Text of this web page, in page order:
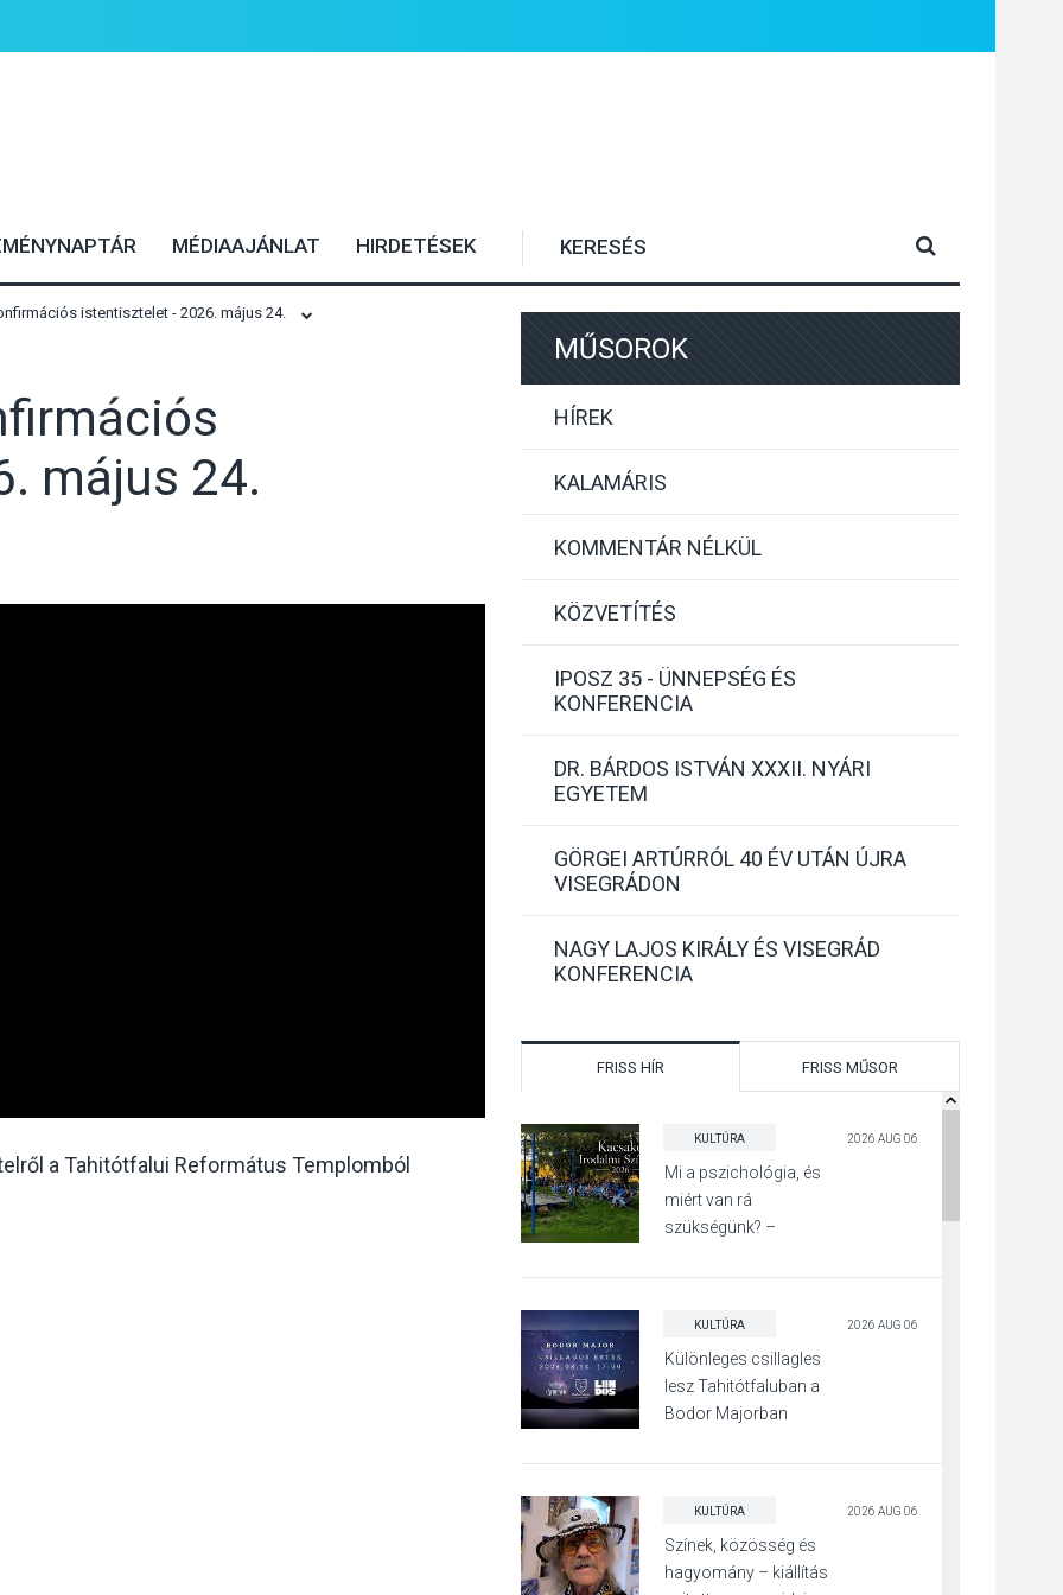
MÉDIAAJÁNLAT HIRDETÉSEK
istentisztelet - 2026. május 24.
május 24.
a Tahitótfalui Református Templomból
MŰSOROK
HÍREK
KALAMÁRIS
KOMMENTÁR NÉLKÜL
KÖZVETÍTÉS
IPOSZ 35 - ÜNNEPSÉG ÉS
KONFERENCIA
DR. BÁRDOS ISTVÁN XXXII. NYÁRI
EGYETEM
GÖRGEI ARTÚRRÓL 40 ÉV UTÁN ÚJRA
VISEGRÁDON
NAGY LAJOS KIRÁLY ÉS VISEGRÁD
KONFERENCIA
FRISS HÍR FRISS MŰSOR
KULTÚRA 2026 AUG 06
Mi a pszichológia, és
miért van rá
szükségünk? –
Irodalmi Színpadon
KULTÚRA 2026 AUG 06
Különleges csillagles
lesz Tahitótfaluban a
Bodor Majorban
KULTÚRA 2026 AUG 06
Színek, közösség és
hagyomány – kiállítás